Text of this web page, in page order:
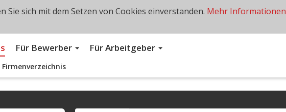
Für Bewerber Für Arbeitgeber
Firmenverzeichnis
sich mit dem Setzen von Cookies einverstanden. Mehr Informationen